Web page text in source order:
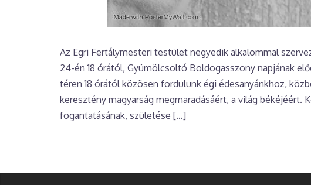
Az Egri Fertálymesteri testület negyedik alkalommal
24-én 18 órától, Gyümölcsoltó Boldogasszony napjának
téren 18 órától közösen fordulunk égi édesanyánkhoz,
keresztény magyarság megmaradásáért, a világ békéjéért.
fogantatásának, születése […]